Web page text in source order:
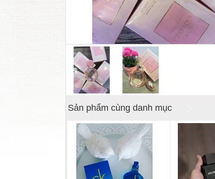
Sản phẩm cùng danh mục